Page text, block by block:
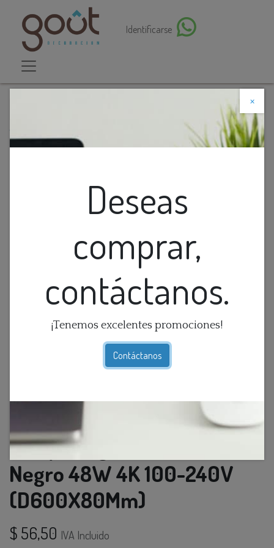
Identificarse
×
Deseas
comprar,
contáctanos.
¡Tenemos excelentes promociones!
Contáctanos
Descuento web
Lamp. Colg. Led 1L Aro Negro 48W 4K 100-240V
Lamp. Colg. Led 1L Aro
Negro 48W 4K 100-240V
(D600X80Mm)
$ 56,50 IVA Incluido